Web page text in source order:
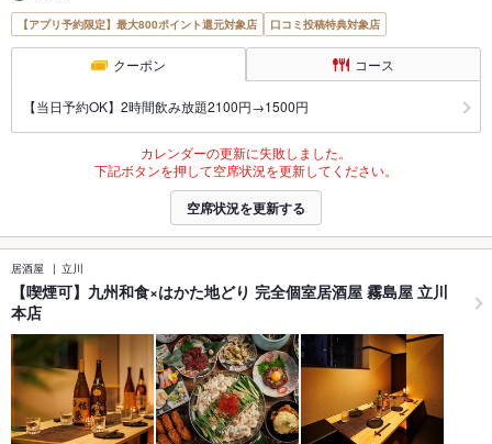
【アプリ予約限定】最大800ポイント還元対象店 口コミ投稿特典対象店
クーポン コース
【当日予約OK】2時間飲み放題2100円→1500円
カレンダーの更新に失敗しました。
下記ボタンを押して空席状況を更新してください。
空席状況を更新する
居酒屋 立川
【喫煙可】九州和食×はかた地どり 完全個室居酒屋 霧島屋 立川
本店